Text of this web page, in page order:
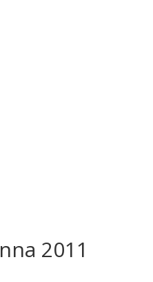
2011